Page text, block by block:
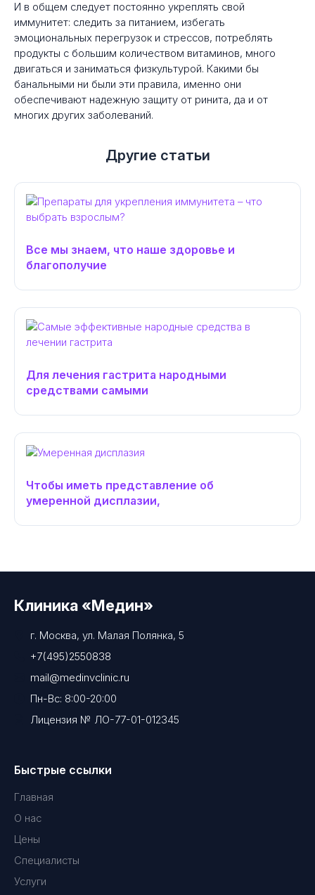
И в общем следует постоянно укреплять свой
иммунитет: следить за питанием, избегать
эмоциональных перегрузок и стрессов, потреблять
продукты с большим количеством витаминов, много
двигаться и заниматься физкультурой. Какими бы
банальными ни были эти правила, именно они
обеспечивают надежную защиту от ринита, да и от
многих других заболеваний.
Другие статьи
Все мы знаем, что наше здоровье и
благополучие
Для лечения гастрита народными
средствами самыми
Чтобы иметь представление об
умеренной дисплазии,
Клиника «Медин»
г. Москва, ул. Малая Полянка, 5
+7(495)2550838
mail@medinvclinic.ru
Пн-Вс: 8:00-20:00
Лицензия № ЛО-77-01-012345
Быстрые ссылки
Главная
О нас
Цены
Специалисты
Услуги